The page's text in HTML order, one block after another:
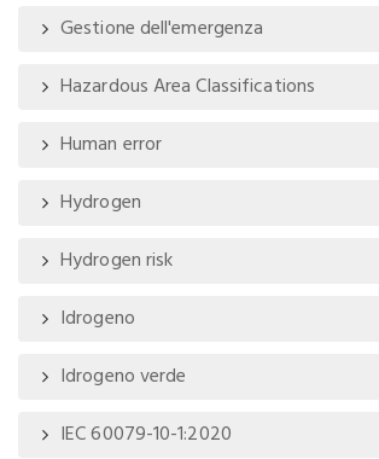
Gestione dell'emergenza
Hazardous Area Classifications
Human error
Hydrogen
Hydrogen risk
Idrogeno
Idrogeno verde
IEC 60079-10-1:2020